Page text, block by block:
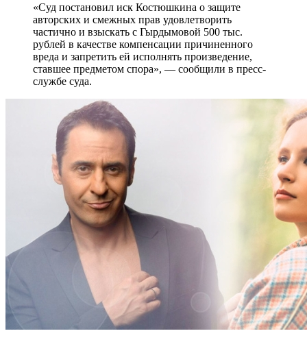
«Суд постановил иск Костюшкина о защите
авторских и смежных прав удовлетворить
частично и взыскать с Гырдымовой 500 тыс.
рублей в качестве компенсации причиненного
вреда и запретить ей исполнять произведение,
ставшее предметом спора», — сообщили в пресс-
службе суда.